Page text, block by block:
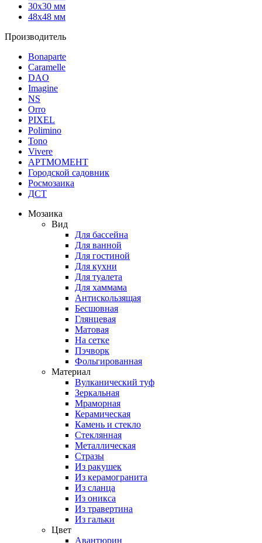
30х30 мм
48х48 мм
Производитель
Bonaparte
Caramelle
DAO
Imagine
NS
Orro
PIXEL
Polimino
Tono
Vivere
АРТМОМЕНТ
Городской садовник
Росмозаика
ДСТ
Мозаика
Вид
Для бассейна
Для ванной
Для гостиной
Для кухни
Для туалета
Для хаммама
Антискользящая
Бесшовная
Глянцевая
Матовая
На сетке
Пэчворк
Фольгированная
Материал
Вулканический туф
Зеркальная
Мраморная
Керамическая
Камень и стекло
Стеклянная
Металлическая
Стразы
Из ракушек
Из керамогранита
Из сланца
Из оникса
Из травертина
Из гальки
Цвет
Авантюрин